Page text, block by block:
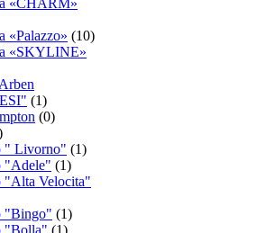
«CHARM»
«Palazzo» (10)
«SKYLINE»
(1)
(0)
" Livorno" (1)
"Adele" (1)
"Alta Velocita"
"Bingo" (1)